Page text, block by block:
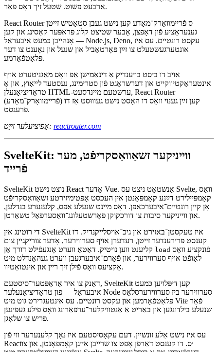
גימנאַסטיק, דרוקט מען אַ לאָדער־פֿונקציע אויף דיין רוטע. אַזאַ פֿונקציע
לאַופֿט אויף סערווירער, פֿעטשט דאַטאַ און שפּרײַכט אויס דיין
<form>
עלעמענט. דער באַליבטער וואַקסן װייסט וויאזוי צו האַנדלען דאָס. און
אויב זשאַוואַסקריפֿט איז אָפּגעזעצט, ברעכסט דײַן אַפּ נישט — עס
אַרבעט פשוט. שטעל זיך דאָס פאַר.
React Router ס פֿריימװאָרק־מאָדע קען נישט געבן סטאַטיש זייטן
גענעראַציע פֿון דאָפצן, אָבער שטיצט קלוג פראפּער קאַסינג און קען
אָנהייבן כּמעט איבעראַל — Node.js, Deno, עקסט רונטיים. עס איז
אונטערגעשטעלט צו זײַן פּאָרטאַביל און שנעל און נאָענט צו דער
פּלאַטפֿאָרמע.
אויב דו ביסט בויענדיק אַ דינאַמישן אַפּ וואָס מאַגניטערט אויף
אינטעראַקטיווקייט און דערשראָגט פֿון סטרימינג, נעסטעד לייאַוץ, און אַ
טראַדיציאָנעלן HTML-ערשטעם מיינדסעט, React Router
(פֿריימװאָרק־מאָדע) קען זײַן גענוי וואָס דו האָסט נישט געוווּסט אַז דו
SvelteKit: ווייניקער זשאַוואַסקריפֿט, מער
פֿרייד
SvelteKit נוצט נישט React אָדער Vue. אַנשטאָט ניצט עס Svelte, וואָס
קאָמפּיילירט דײַנע קאָמפּאָנטן אין העכסט אָפּטימיזירטע זשאַוואַסקריפֿט
אָן קיין רונטיים־איבערכאַפּן. דאָס מיינט שנעלע אַפּס, קלענערע בנדלען,
און ווייניקער סיבות צו דורכקוקן פאָרשטעלונג־וואַסערפאַל טשאַרטן.
די רוטינג אין SvelteKit איז טעקסטן־באזירט און גיכ־אויסלייקנדיק. דו
קענסט פּרירענדער זײַטן, רעדערן אויף סערווירער, אָדער צוריקגיין צום
קליענט ווען נויטיק. דאַטאַ ווערט אָנגעפֿילט דורך אַןloadפֿונקציע וואָס
לאַופֿט אויף סערווירער, און פֿאָרם־איבערגעבן ווערט געהאַנדלט מיט
אַקציעס וואָס פֿילן זיך ריין און אינטואַטיוו.
דאַנק צו איר אַדאַפּטער־סיסטעם, SvelteKit קען דיפּלויען כּמעט
איבעראַל — פון טראַדיציאָנעלער Node סערווירער ביז סערווירערסלאַס
פּלאַטפֿאָרמען און עקסט רונטיים. עס אינטעגרירט גוט מיט Vite פֿאַר
שנעלע בילדונגען און באַריט אַ אַנטוויקלער־ערפֿאַרונג וואָס פילע געפינען